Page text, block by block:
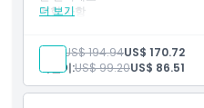
더 보기
포함 사항
스페인어 구사 가이드
점심
만남 장소 왕복 교통편
기차 티켓
성인: US$ 194.94US$ 170.72
어린이:US$ 99.20US$ 86.51